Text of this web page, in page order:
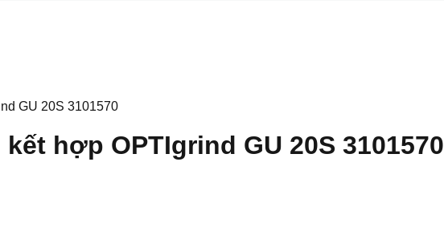
GU 20S 3101570
hợp OPTIgrind GU 20S 3101570